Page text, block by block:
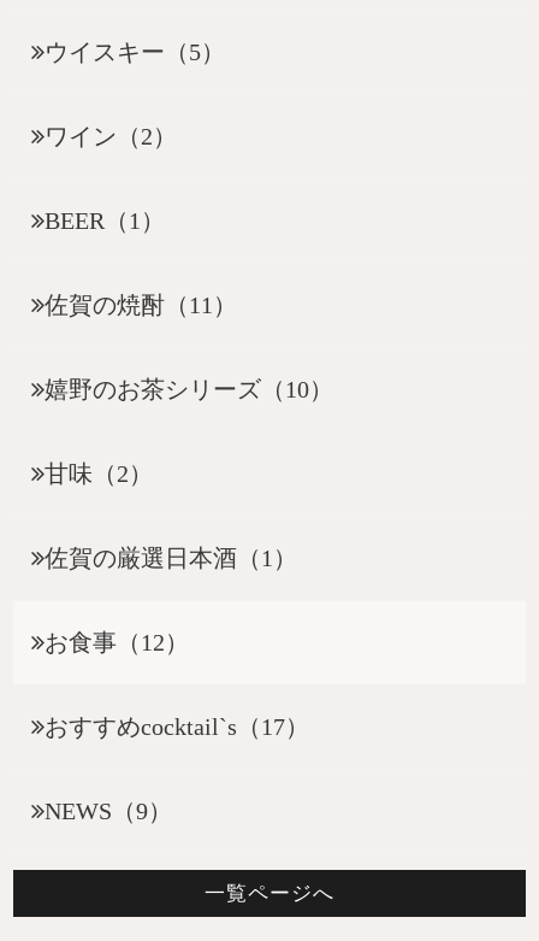
ウイスキー（5）
ワイン（2）
BEER（1）
佐賀の焼酎（11）
嬉野のお茶シリーズ（10）
甘味（2）
佐賀の厳選日本酒（1）
お食事（12）
おすすめcocktail`s（17）
NEWS（9）
一覧ページへ